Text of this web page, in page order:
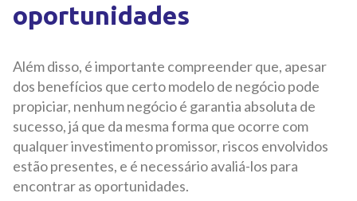
oportunidades
Além disso, é importante compreender que, apesar
dos benefícios que certo modelo de negócio pode
propiciar, nenhum negócio é garantia absoluta de
sucesso, já que da mesma forma que ocorre com
qualquer investimento promissor, riscos envolvidos
estão presentes, e é necessário avaliá-los para
encontrar as oportunidades.